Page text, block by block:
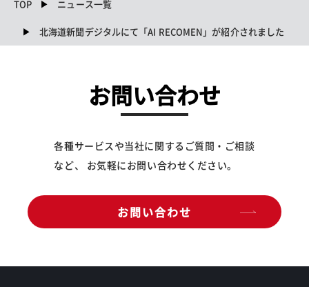
TOP ニュース一覧
北海道新聞デジタルにて「AI RECOMEN」が紹介されました
お問い合わせ
各種サービスや当社に関するご質問・ご相談
など、 お気軽にお問い合わせください。
お問い合わせ